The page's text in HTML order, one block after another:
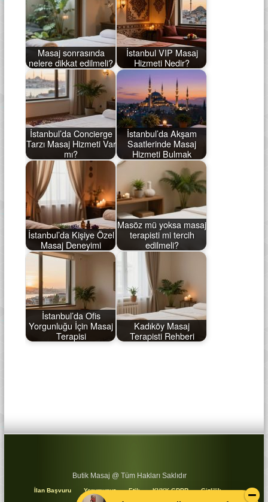
Masaj sonrasında
nelere dikkat edilmeli?
İstanbul VIP Masaj
Hizmeti Nedir?
İstanbul’da Concierge
Tarzı Masaj Hizmeti Var
mı?
İstanbul’da Akşam
Saatlerinde Masaj
Hizmeti Bulmak
İstanbul’da Kişiye Özel
Masaj Deneyimi
Masöz mü yoksa masaj
terapisti mi tercih
edilmeli?
İstanbul’da Ofis
Yorgunluğu İçin Masaj
Terapisi
Kadıköy Masaj
Terapisti Rehberi
Butik Masaj @ Tüm Hakları Saklıdır
İlan Başvuru Yorumunuz Etik KVKK GDPR
Gizlilik